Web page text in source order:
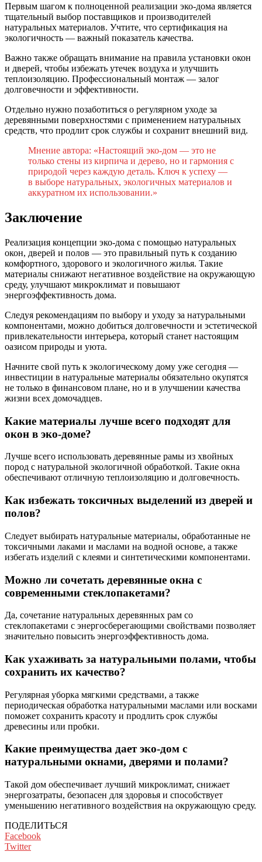
Первым шагом к полноценной реализации эко-дома является
тщательный выбор поставщиков и производителей
натуральных материалов. Учтите, что сертификация на
экологичность — важный показатель качества.
Важно также обращать внимание на правила установки окон
и дверей, чтобы избежать утечек воздуха и улучшить
теплоизоляцию. Профессиональный монтаж — залог
долговечности и эффективности.
Отдельно нужно позаботиться о регулярном уходе за
деревянными поверхностями с применением натуральных
средств, что продлит срок службы и сохранит внешний вид.
Мнение автора: «Настоящий эко-дом — это не
только стены из кирпича и дерево, но и гармония с
природой через каждую деталь. Ключ к успеху —
в выборе натуральных, экологичных материалов и
аккуратном их использовании.»
Заключение
Реализация концепции эко-дома с помощью натуральных
окон, дверей и полов — это правильный путь к созданию
комфортного, здорового и экологичного жилья. Такие
материалы снижают негативное воздействие на окружающую
среду, улучшают микроклимат и повышают
энергоэффективность дома.
Следуя рекомендациям по выбору и уходу за натуральными
компонентами, можно добиться долговечности и эстетической
привлекательности интерьера, который станет настоящим
оазисом природы и уюта.
Начните свой путь к экологическому дому уже сегодня —
инвестиции в натуральные материалы обязательно окупятся
не только в финансовом плане, но и в улучшении качества
жизни всех домочадцев.
Какие материалы лучше всего подходят для
окон в эко-доме?
Лучше всего использовать деревянные рамы из хвойных
пород с натуральной экологичной обработкой. Такие окна
обеспечивают отличную теплоизоляцию и долговечность.
Как избежать токсичных выделений из дверей и
полов?
Следует выбирать натуральные материалы, обработанные не
токсичными лаками и маслами на водной основе, а также
избегать изделий с клеями и синтетическими компонентами.
Можно ли сочетать деревянные окна с
современными стеклопакетами?
Да, сочетание натуральных деревянных рам со
стеклопакетами с энергосберегающими свойствами позволяет
значительно повысить энергоэффективность дома.
Как ухаживать за натуральными полами, чтобы
сохранить их качество?
Регулярная уборка мягкими средствами, а также
периодическая обработка натуральными маслами или восками
поможет сохранить красоту и продлить срок службы
древесины или пробки.
Какие преимущества дает эко-дом с
натуральными окнами, дверями и полами?
Такой дом обеспечивает лучший микроклимат, снижает
энергозатраты, безопасен для здоровья и способствует
уменьшению негативного воздействия на окружающую среду.
ПОДЕЛИТЬСЯ
Facebook
Twitter